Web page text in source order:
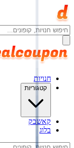
חנויות
קטגוריות
קאשבק
בלוג